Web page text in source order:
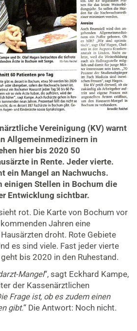
Vereinigung (KV) warnt
Allgemeinmedizinern in
hier bis 2020 50
in Rente. Jeder vierte.
ein Mangel an Nachwuchs.
einigen Stellen in Bochum die
Entwicklung sichtbar.
rot. Die Karte von Bochum vor
Jahren eine
droht. Rote Gebiete
es sind viele. Fast jeder vierte
bis 2020 in den Ruhestand.
Mangel“, sagt Eckhard Kampe,
der Kassenärztlichen
Frage ist, ob es zudem einen
gibt.“ Die Antwort: Noch nicht.